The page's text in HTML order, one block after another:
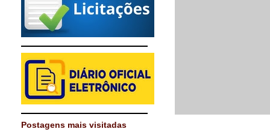
Postagens mais visitadas